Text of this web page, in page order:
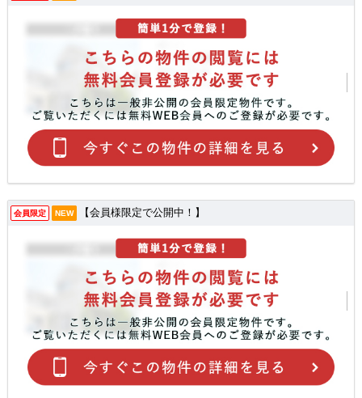
会員限定 NEW 【会員様限定で公開中！】